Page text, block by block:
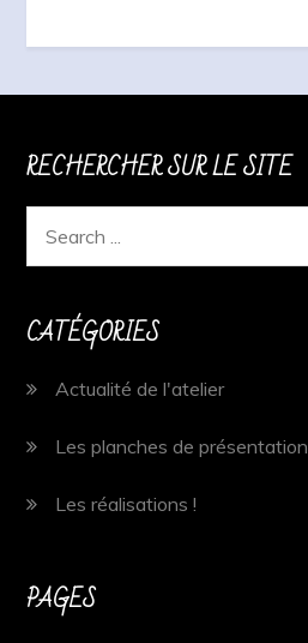
RECHERCHER SUR LE SITE
CATÉGORIES
Actualité de l'atelier
Les planches de présentation
Les réalisations !
PAGES